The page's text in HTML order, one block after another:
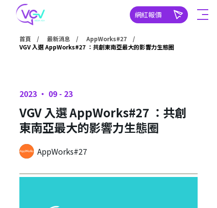
網紅報價
首頁 最新消息
AppWorks#27
VGV 入選 AppWorks#27 ：共創東南亞最大的影響力生態圈
2023 ‧ 09 - 23
VGV 入選 AppWorks#27 ：共創
東南亞最大的影響力生態圈
AppWorks#27